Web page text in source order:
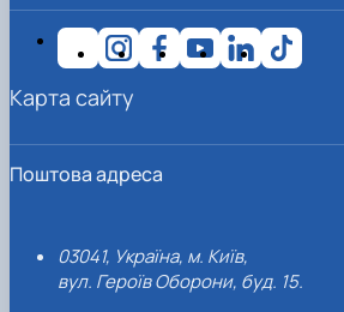
Поштова адреса
03041, Україна, м. Київ,
вул. Героїв Оборони, буд. 15.
Карта сайту